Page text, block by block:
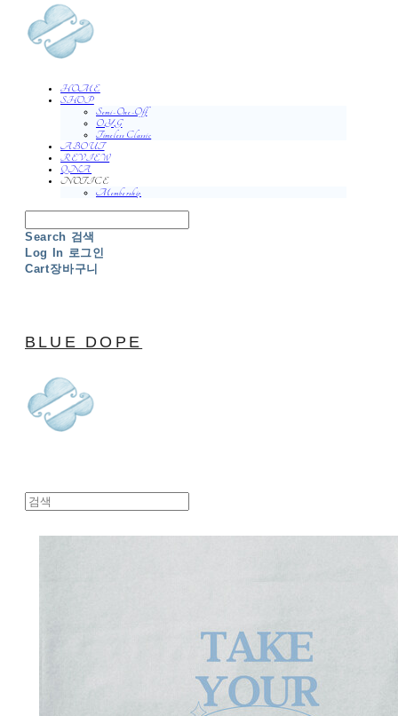
HOME
SHOP
Semi-One-Off
O.Y.G
Timeless Classic
ABOUT
REVIEW
QNA
NOTICE
Membership
Search 검색
Log In 로그인
Cart장바구니
BLUE DOPE